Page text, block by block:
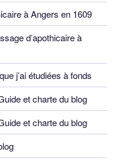
à Angers en 1609
d’apothicaire à
j’ai étudiées à fonds
et charte du blog
et charte du blog